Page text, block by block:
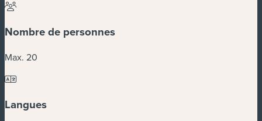
Nombre de personnes
Max. 20
Langues